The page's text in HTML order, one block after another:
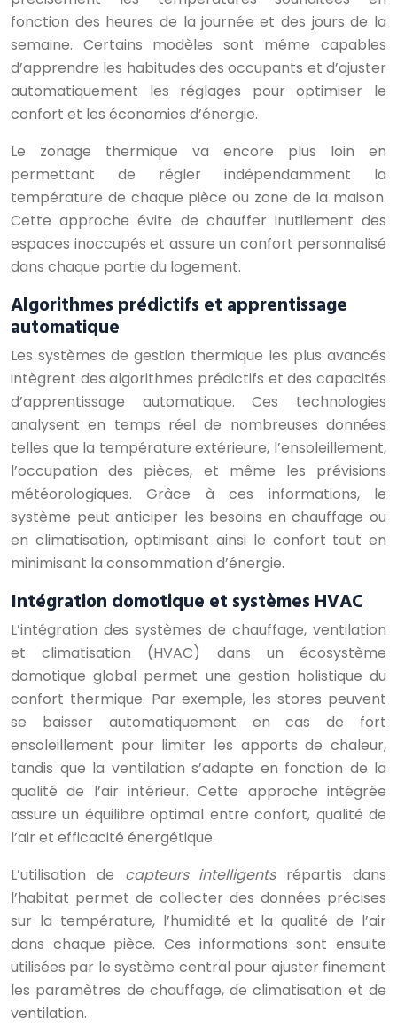
fonction des heures de la journée et des jours de la
semaine. Certains modèles sont même capables
d’apprendre les habitudes des occupants et d’ajuster
automatiquement les réglages pour optimiser le
confort et les économies d’énergie.
Le zonage thermique va encore plus loin en
permettant de régler indépendamment la
température de chaque pièce ou zone de la maison.
Cette approche évite de chauffer inutilement des
espaces inoccupés et assure un confort personnalisé
dans chaque partie du logement.
Algorithmes prédictifs et apprentissage
automatique
Les systèmes de gestion thermique les plus avancés
intègrent des algorithmes prédictifs et des capacités
d’apprentissage automatique. Ces technologies
analysent en temps réel de nombreuses données
telles que la température extérieure, l’ensoleillement,
l’occupation des pièces, et même les prévisions
météorologiques. Grâce à ces informations, le
système peut anticiper les besoins en chauffage ou
en climatisation, optimisant ainsi le confort tout en
minimisant la consommation d’énergie.
Intégration domotique et systèmes HVAC
L’intégration des systèmes de chauffage, ventilation
et climatisation (HVAC) dans un écosystème
domotique global permet une gestion holistique du
confort thermique. Par exemple, les stores peuvent
se baisser automatiquement en cas de fort
ensoleillement pour limiter les apports de chaleur,
tandis que la ventilation s’adapte en fonction de la
qualité de l’air intérieur. Cette approche intégrée
assure un équilibre optimal entre confort, qualité de
l’air et efficacité énergétique.
L’utilisation de capteurs intelligentsrépartis dans
l’habitat permet de collecter des données précises
sur la température, l’humidité et la qualité de l’air
dans chaque pièce. Ces informations sont ensuite
utilisées par le système central pour ajuster finement
les paramètres de chauffage, de climatisation et de
ventilation.